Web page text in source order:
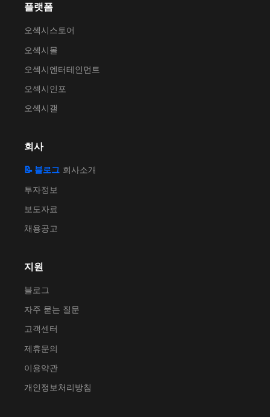
플랫폼
오섹시스토어
오섹시몰
오섹시엔터테인먼트
오섹시인포
오섹시갤
회사
📝 블로그 회사소개
투자정보
보도자료
채용공고
지원
블로그
자주 묻는 질문
고객센터
제휴문의
이용약관
개인정보처리방침